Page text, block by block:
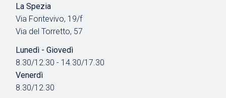
La Spezia
Via Fontevivo, 19/f
Via del Torretto, 57
Lunedì - Giovedì
8.30/12.30 - 14.30/17.30
Venerdì
8.30/12.30